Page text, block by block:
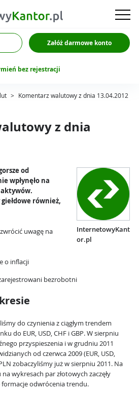
Załóż darmowe konto
bez rejestracji
> Komentarz walutowy z dnia 13.04.2012
z dnia
InternetowyKant
or.pl
od
wpłynęło na
giełdowe również,
uwagę na
o inflacji
bezrobotni
do czynienia z ciągłym trendem
do EUR, USD, CHF i GBP. W sierpniu
przyspieszenia i w grudniu 2011
od czerwca 2009 (EUR, USD,
zobaczyliśmy już w sierpniu 2011. Na
wykresach par złotowych zaczęły
formacje odwrócenia trendu.